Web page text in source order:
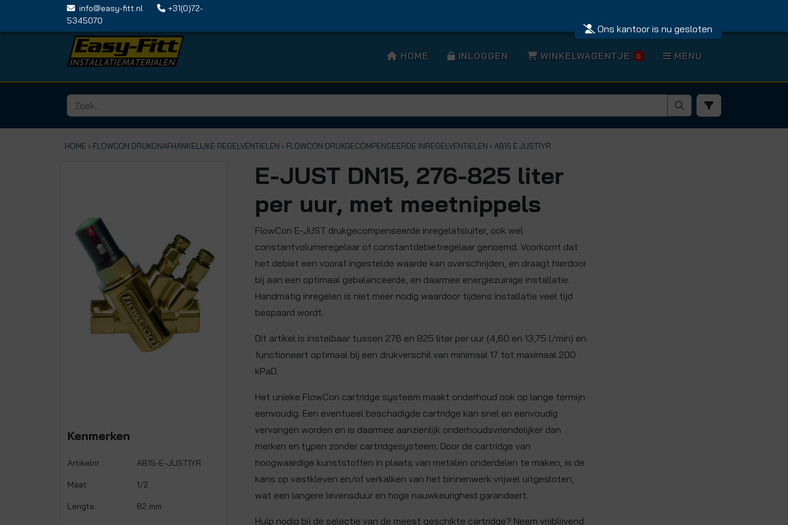
info@easy-fitt.nl
+31(0)72-
5345070
Ons kantoor is nu gesloten
HOME INLOGGEN WINKELWAGENTJE 0 MENU
HOME › FLOWCON DRUKONAFHANKELIJKE REGELVENTIELEN › FLOWCON DRUKGECOMPENSEERDE INREGELVENTIELEN › AB15 E JUST1YR
Kenmerken
Artikelnr.: AB15-E-JUST1YR
Maat: 1/2
Lengte: 82 mm
E-JUST DN15, 276-825 liter
per uur, met meetnippels
FlowCon E-JUST drukgecompenseerde inregelafsluiter, ook wel
constantvolumeregelaar of constantdebietregelaar genoemd. Voorkomt dat
het debiet een vooraf ingestelde waarde kan overschrijden, en draagt hierdoor
bij aan een optimaal gebalanceerde, en daarmee energiezuinige installatie.
Handmatig inregelen is niet meer nodig waardoor tijdens installatie veel tijd
bespaard wordt.
Dit artikel is instelbaar tussen 276 en 825 liter per uur (4,60 en 13,75 l/min) en
functioneert optimaal bij een drukverschil van minimaal 17 tot maximaal 200
kPaD.
Het unieke FlowCon cartridge systeem maakt onderhoud ook op lange termijn
eenvoudig. Een eventueel beschadigde cartridge kan snel en eenvoudig
vervangen worden en is daarmee aanzienlijk onderhoudsvriendelijker dan
merken en typen zonder cartridgesysteem. Door de cartridge van
hoogwaardige kunststoffen in plaats van metalen onderdelen te maken, is de
kans op vastkleven en/of verkalken van het binnenwerk vrijwel uitgesloten,
wat een langere levensduur en hoge nauwkeurigheid garandeert.
Hulp nodig bij de selectie van de meest geschikte cartridge? Neem vrijblijvend